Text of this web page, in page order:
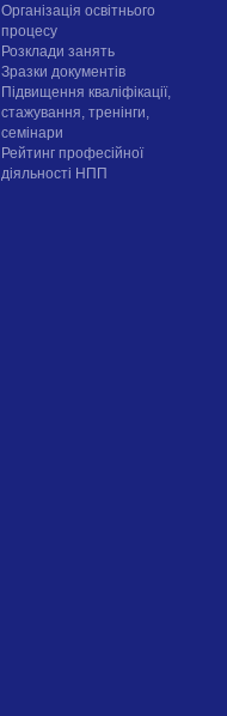
Організація освітнього
процесу
Розклади занять
Зразки документів
Підвищення кваліфікації,
стажування, тренінги,
семінари
Рейтинг професійної
діяльності НПП